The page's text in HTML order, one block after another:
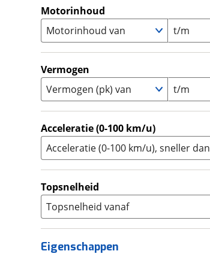
Supersport
Tourer (16)
Touring Enduro
Trike (0)
Zijspan 0)
A1 (0)
( 23
Motorinhoud
Motorinhoud van
t/m
Vermogen
Vermogen (pk) van
t/m
Acceleratie (0-100 km/u)
Acceleratie (0-100 km/u), sneller dan
Topsnelheid
Topsnelheid vanaf
Eigenschappen